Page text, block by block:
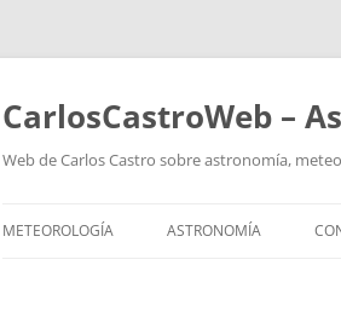
Saltar
contenido
CarlosCastroWeb –
Web de Carlos Castro sobre astronomía,
METEOROLOGÍA ASTRONOMÍA